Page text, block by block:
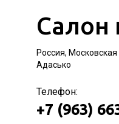
Салон
Россия,
Адасько
Телефон:
+7 (963)